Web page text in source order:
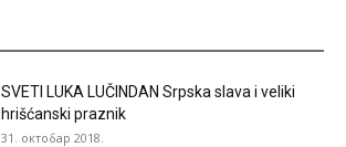
SVETI LUKA LUČINDAN Srpska slava i veliki
hrišćanski praznik
31. октобар 2018.